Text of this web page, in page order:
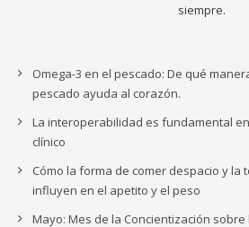
siempre.
Omega-3 en el pescado: De qué
pescado ayuda al corazón.
La interoperabilidad es fundamental
clínico
Cómo la forma de comer despacio y la
influyen en el apetito y el peso
Mayo: Mes de la Concientización